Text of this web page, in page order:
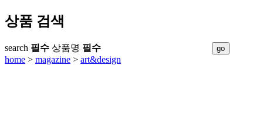
상품 검색
search 필수 상품명 필수
home > magazine > art&design